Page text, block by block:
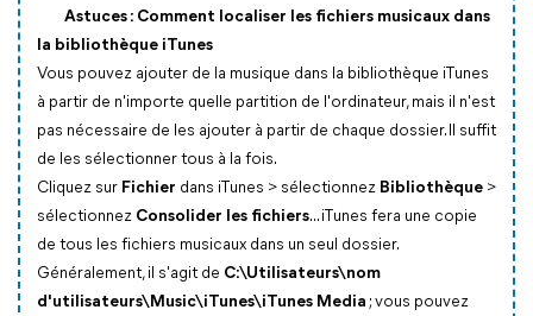
Astuces : Comment localiser les fichiers musicaux dans
la bibliothèque iTunes
Vous pouvez ajouter de la musique dans la bibliothèque iTunes
à partir de n'importe quelle partition de l'ordinateur, mais il n'est
pas nécessaire de les ajouter à partir de chaque dossier. Il suffit
de les sélectionner tous à la fois.
Cliquez sur Fichier dans iTunes > sélectionnez Bibliothèque >
sélectionnez Consolider les fichiers... iTunes fera une copie
de tous les fichiers musicaux dans un seul dossier.
Généralement, il s'agit de C:\Utilisateurs\nom
d'utilisateurs\Music\iTunes\iTunes Media ; vous pouvez